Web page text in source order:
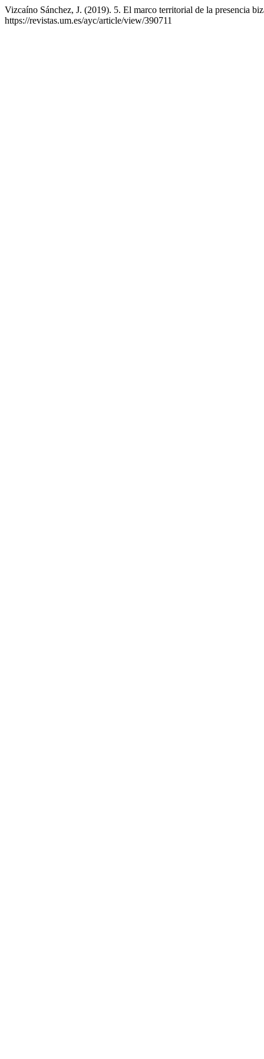
Vizcaíno Sánchez, J. (2019). 5. El marco territorial de la presencia
https://revistas.um.es/ayc/article/view/390711